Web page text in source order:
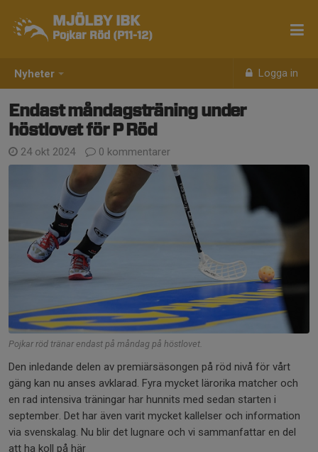
Nyheter Logga in
MJÖLBY IBK
Pojkar Röd (P11-12)
Endast måndagsträning under
höstlovet för P Röd
24 okt 2024 0 kommentarer
Pojkar röd tränar endast på måndag på höstlovet.
Den inledande delen av premiärsäsongen på röd nivå för vårt
gäng kan nu anses avklarad. Fyra mycket lärorika matcher och
en rad intensiva träningar har hunnits med sedan starten i
september. Det har även varit mycket kallelser och information
via svenskalag. Nu blir det lugnare och vi sammanfattar en del
att ha koll på här